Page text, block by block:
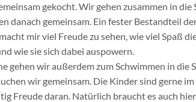
gekocht. Wir gehen zusammen in die
danach gemeinsam. Ein fester Bestandteil
mir viel Freude zu sehen, wie viel Spaß
wie sie sich dabei auspowern.
gehen wir außerdem zum Schwimmen in die
wir gemeinsam. Die Kinder sind gerne
Freude daran. Natürlich braucht es auch